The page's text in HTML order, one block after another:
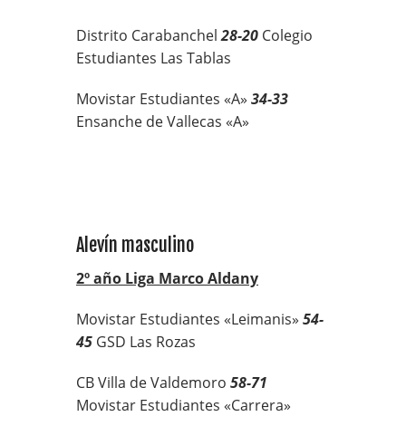
Distrito Carabanchel28-20 Colegio
Estudiantes Las Tablas
Movistar Estudiantes «A» 34-33
Ensanche de Vallecas «A»
Alevín masculino
2º año Liga Marco Aldany
Movistar Estudiantes «Leimanis» 54-
45 GSD Las Rozas
CB Villa de Valdemoro 58-71
Movistar Estudiantes «Carrera»